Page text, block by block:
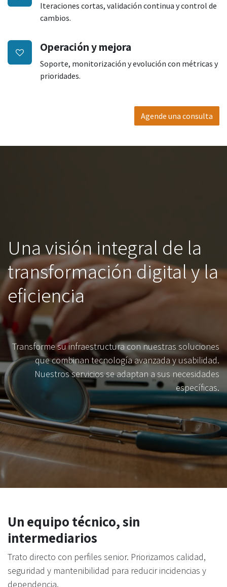
Iteraciones cortas, validación continua y control de
cambios.
Operación y mejora
Soporte, monitorización y evolución con métricas y
prioridades.
Agende una consulta
Una visión integral de la
transformación digital y la
eficiencia
Transforme su infraestructura con nuestras soluciones
que combinan tecnología avanzada y usabilidad.
Nuestros servicios se adaptan a sus necesidades
específicas.
Un equipo técnico, sin
intermediarios
Trato directo con perfiles senior. Priorizamos calidad,
seguridad y mantenibilidad para reducir incidencias y
dependencia.